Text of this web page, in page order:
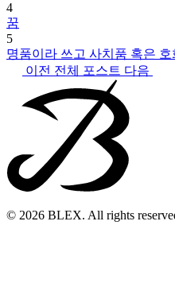
4
꿈
5
명품이라 쓰고 사치품 혹은
이전 전체 포스트 다음
© 2026 BLEX. All rights